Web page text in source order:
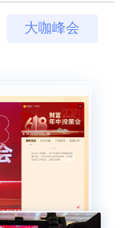
大咖峰会